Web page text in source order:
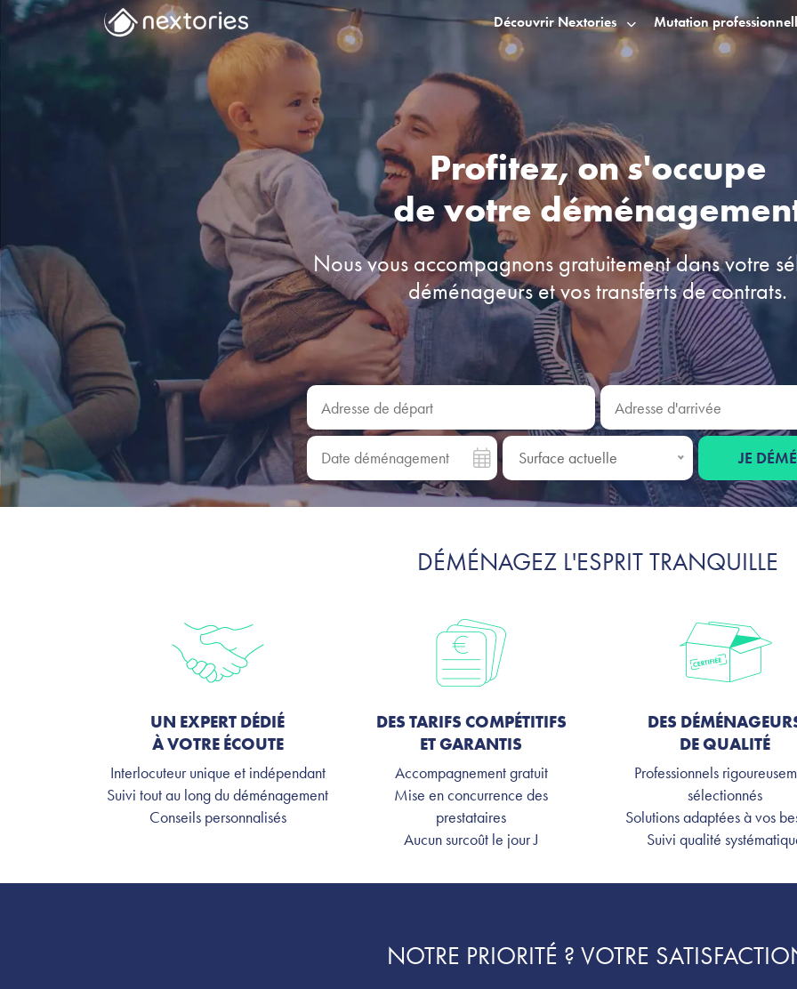
Découvrir Nextories Mutation
Profitez, on s'occupe
de votre
Nous vous accompagnons gratuitement dans votre
déménageurset vos transferts de contrats.
Adresse de départ Adresse d'arrivée
Date déménagement Surface actuelle
Surface actuelle JE
DÉMÉNAGEZ L'ESPRIT TRANQUILLE
UN EXPERT DÉDIÉ
À VOTRE ÉCOUTE
Interlocuteur unique et indépendant
Suivi tout au long du déménagement
Conseils personnalisés
DES TARIFS COMPÉTITIFS
ET GARANTIS
Accompagnement gratuit
Mise en concurrence des
prestataires
Aucun surcoût le jour J
DES
DE QUALITÉ
Professionnels
sélectionnés
Solutions adaptées à vos
Suivi qualité
NOTRE PRIORITÉ ? VOTRE